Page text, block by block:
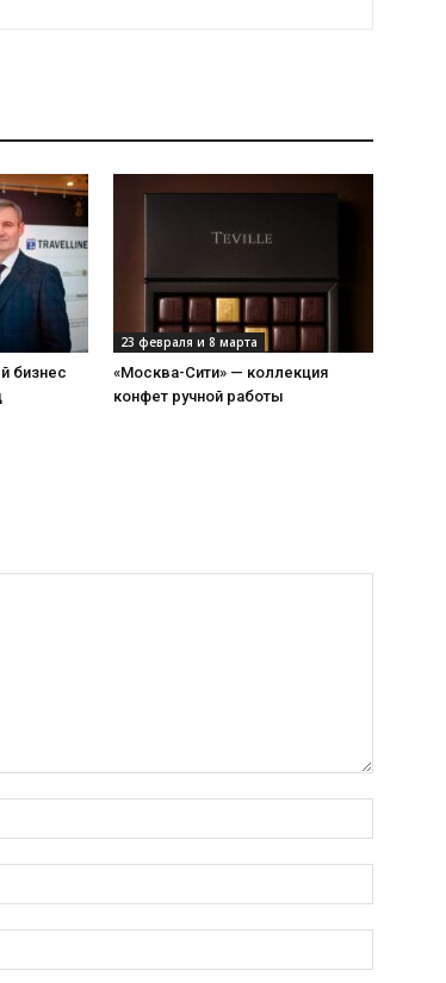
бизнес
23 февраля и 8 марта
«Москва-Сити» — коллекция
конфет ручной работы